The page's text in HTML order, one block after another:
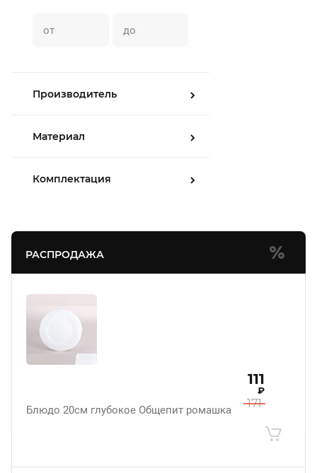
Производитель
Материал
Комплектация
РАСПРОДАЖА
Блюдо 20см глубокое Общепит ромашка 171
111
₽